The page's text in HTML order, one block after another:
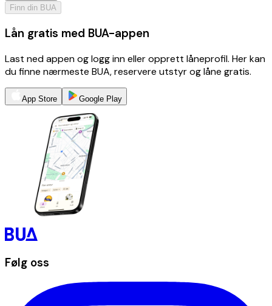
Finn din BUA
Lån gratis med BUA-appen
Last ned appen og logg inn eller opprett låneprofil. Her kan
du finne nærmeste BUA, reservere utstyr og låne gratis.
App Store Google Play
Følg oss